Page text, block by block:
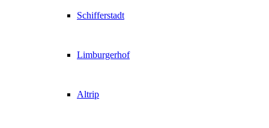
Schifferstadt
Limburgerhof
Altrip